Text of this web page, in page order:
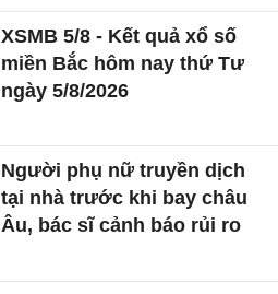
XSMB 5/8 - Kết quả xổ số
miền Bắc hôm nay thứ Tư
ngày 5/8/2026
Người phụ nữ truyền dịch
tại nhà trước khi bay châu
Âu, bác sĩ cảnh báo rủi ro